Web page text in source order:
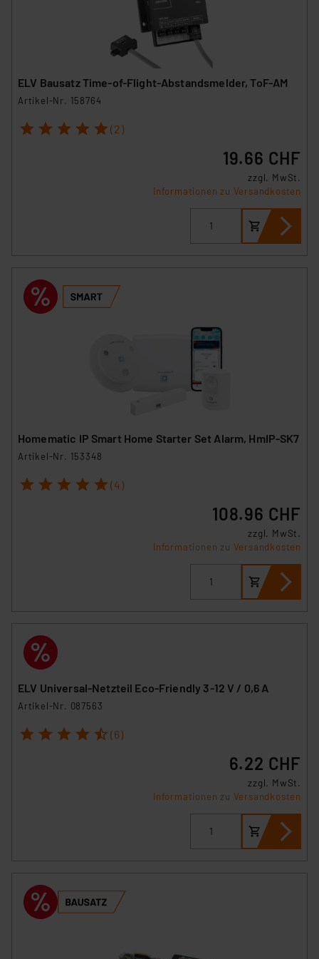
ELV Bausatz Time-of-Flight-Abstandsmelder, ToF-AM
Artikel-Nr. 158764
1 2 3 4 5 (2)
19.66 CHF
zzgl. MwSt.
Informationen zu Versandkosten
Homematic IP Smart Home Starter Set Alarm, HmIP-SK7
Artikel-Nr. 153348
1 2 3 4 5 (4)
108.96 CHF
zzgl. MwSt.
Informationen zu Versandkosten
ELV Universal-Netzteil Eco-Friendly 3-12 V / 0,6 A
Artikel-Nr. 087563
1 2 3 4 5 (6)
6.22 CHF
zzgl. MwSt.
Informationen zu Versandkosten